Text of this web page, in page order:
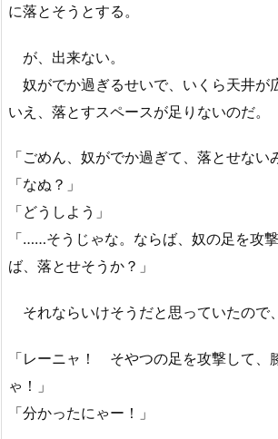
に落とそうとする。
が、出来ない。
奴がでか過ぎるせいで、いくら天井が
いえ、落とすスペースが足りないのだ。
「ごめん、奴がでか過ぎて、落とせない
「なぬ？」
「どうしよう」
「……そうじゃな。ならば、奴の足を攻
ば、落とせそうか？」
それならいけそうだと思っていたので
「レーニャ！ そやつの足を攻撃して、
ゃ！」
「分かったにゃー！」